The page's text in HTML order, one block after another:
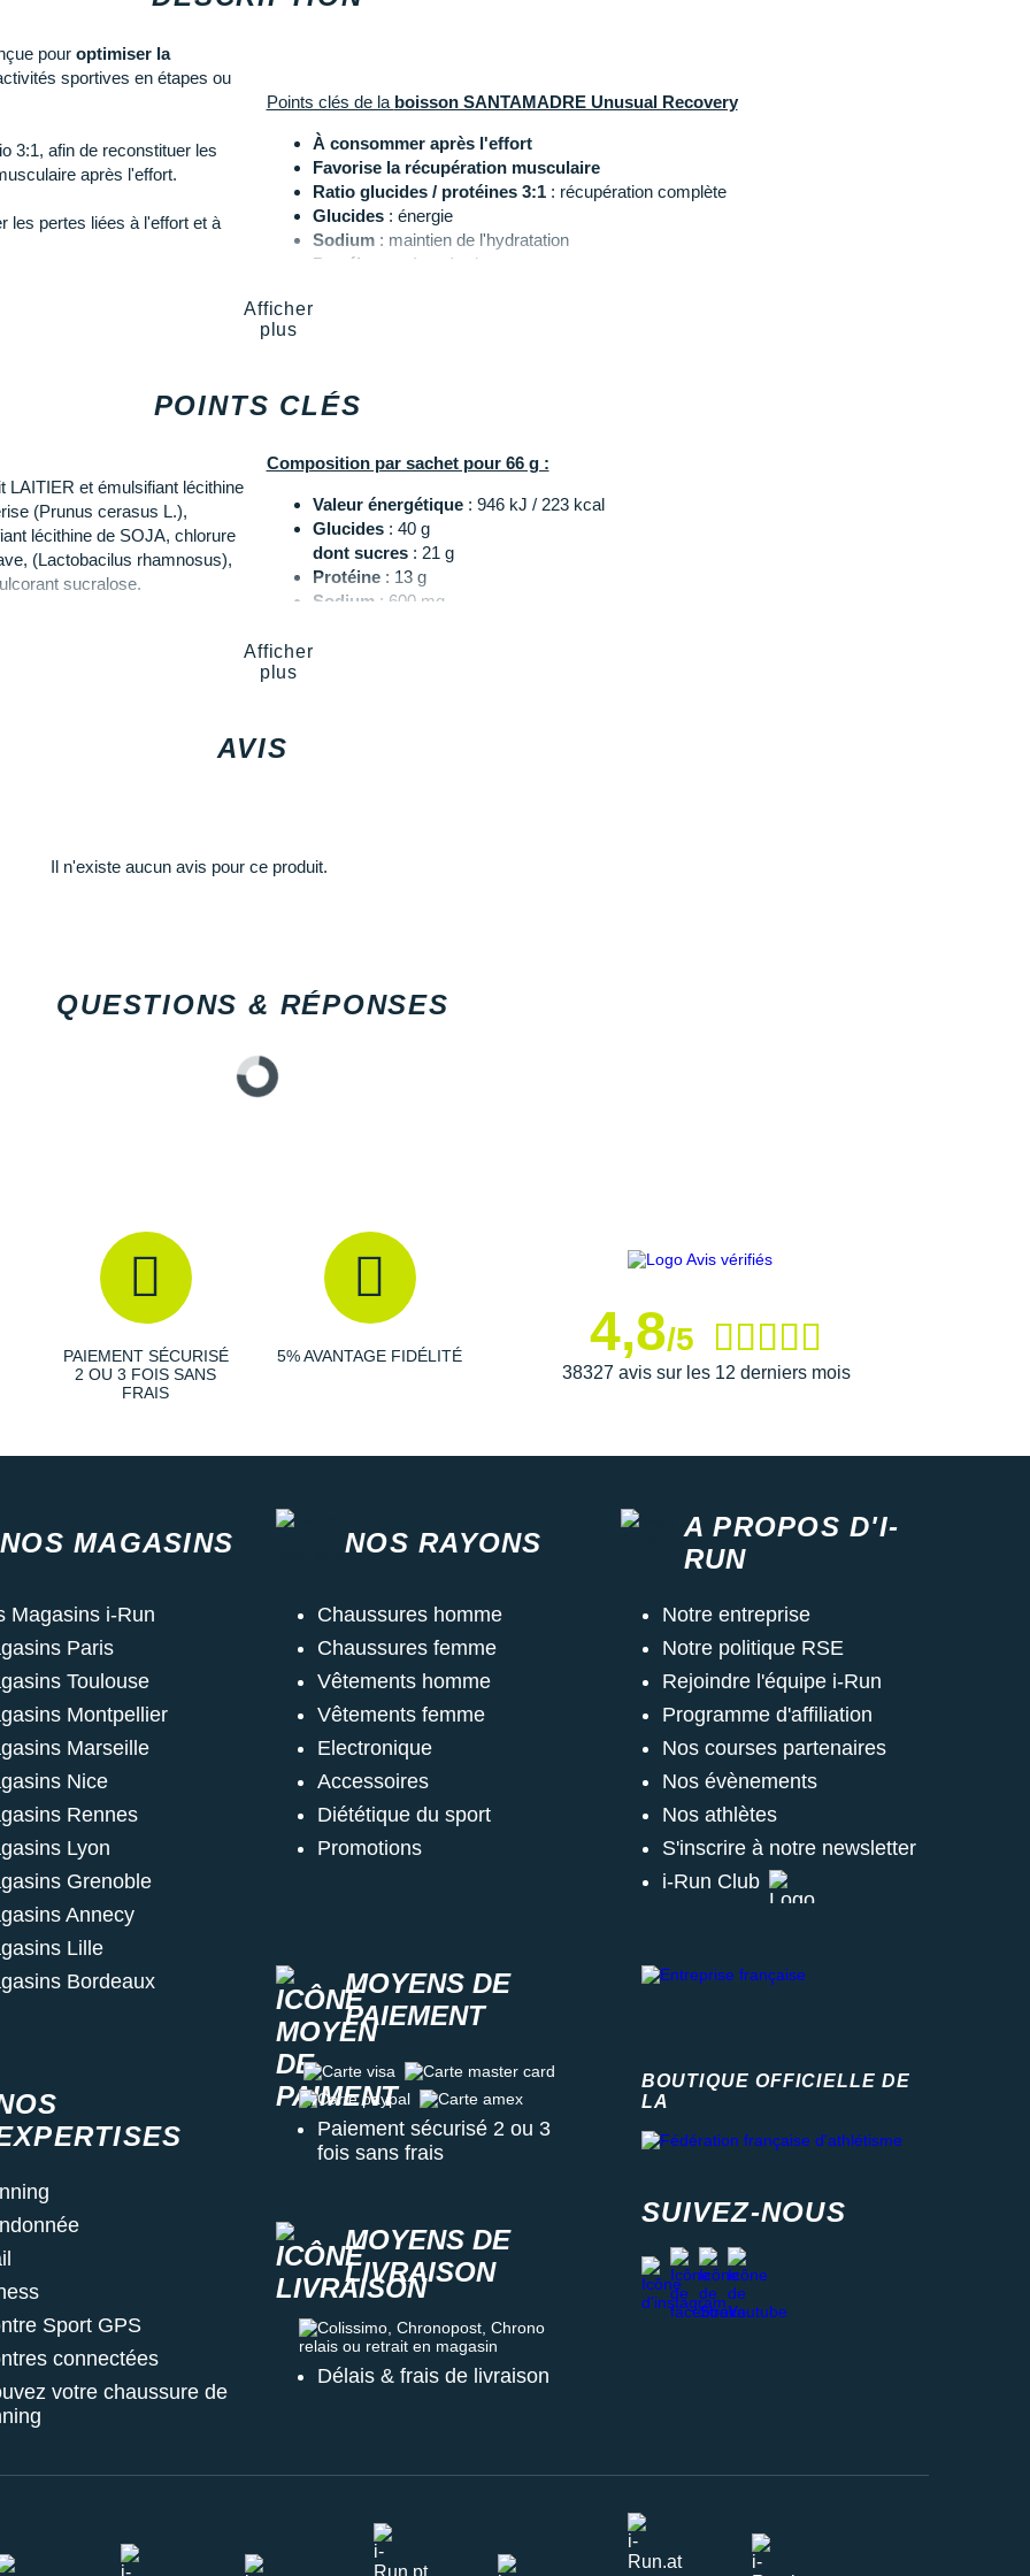
pour optimiser la
sportives en étapes ou
3:1, afin de reconstituer les
après l'effort.
les pertes liées à l'effort et à
Points clés de la boisson SANTAMADRE Unusual Recovery
À consommer après l'effort
Favorise la récupération musculaire
Ratio glucides / protéines 3:1: récupération complète
Glucides: énergie
Sodium: maintien de l'hydratation
Protéines
: récupération
Probiotiques
Afficher
plus
POINTS CLÉS
LAITIER et émulsifiant lécithine
(Prunus cerasus L.),
lécithine de SOJA, chlorure
(Lactobacilus rhamnosus),
sucralose.
Composition par sachet pour 66 g :
Valeur énergétique: 946 kJ / 223 kcal
Glucides: 40 g
dont sucres: 21 g
Protéine: 13 g
Sodium : 600 mg
Afficher
plus
AVIS
Il n'existe aucun avis pour ce produit.
QUESTIONS & RÉPONSES
PAIEMENT SÉCURISÉ
2 OU 3 FOIS SANS
FRAIS
5% AVANTAGE FIDÉLITÉ 4,8/5
38327 avis sur les 12 derniers mois
MOYENS DE
PAIEMENT
Carte visa
Carte master card
Carte paypal
Carte amex
Paiement sécurisé 2 ou 3
fois sans frais
MOYENS DE
LIVRAISON
Colissimo, Chronopost, Chrono relais ou retrait en magasin
Délais & frais de livraison
NOS MAGASINS
Magasins i-Run
Paris
Toulouse
Montpellier
Marseille
Nice
Rennes
Lyon
Grenoble
Annecy
Lille
Bordeaux
Sport GPS
connectées
votre chaussure de
NOS RAYONS
Chaussures homme
Chaussures femme
Vêtements homme
Vêtements femme
Electronique
Accessoires
Diététique du sport
Promotions
A PROPOS D'I-
RUN
Notre entreprise
Notre politique RSE
Rejoindre l'équipe i-Run
Programme d'affiliation
Nos courses partenaires
Nos évènements
Nos athlètes
S'inscrire à notre newsletter
i-Run Club
BOUTIQUE OFFICIELLE DE
LA
SUIVEZ-NOUS
instagram
facebook
stravayoutube